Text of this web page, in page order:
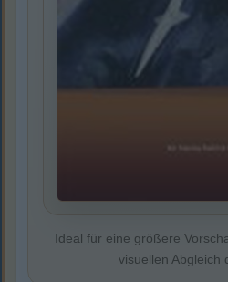
Ideal für eine größere
visuellen Abgleich